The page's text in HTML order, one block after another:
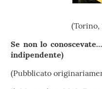
(Torino,
Se non lo
indipendente)
(Pubblicato